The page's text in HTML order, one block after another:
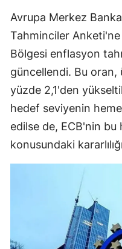
Avrupa Merkez
Tahminciler Anketi'ne
Bölgesi enflasyon
güncellendi. Bu
yüzde 2,1'den
hedef seviyenin
edilse de, ECB'nin bu
konusundaki